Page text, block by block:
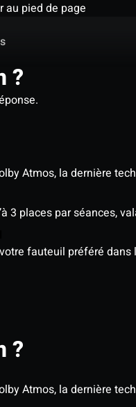
au pied de page
?
Atmos, la dernière
3 places par séances,
fauteuil préféré
?
Atmos, la dernière